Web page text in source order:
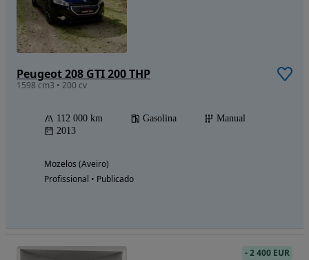
Peugeot 208 GTI 200 THP
1598 cm3 • 200 cv
112 000 km Gasolina
Manual
2013
Mozelos (Aveiro)
Profissional • Publicado
-2 400 EUR